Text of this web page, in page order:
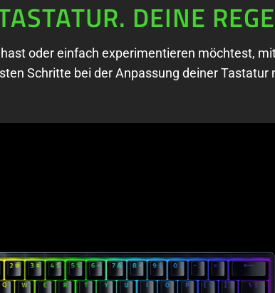
DEINE
oder einfach experimentieren möchtest,
Schritte bei der Anpassung deiner Tastatur